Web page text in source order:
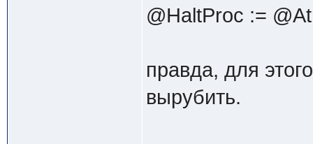
@HaltProc :=
правда, для
вырубить.